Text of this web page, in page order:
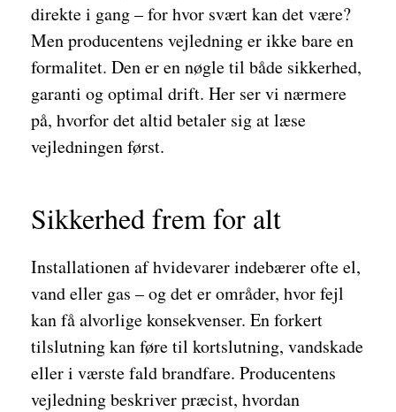
direkte i gang – for hvor svært kan det være?
Men producentens vejledning er ikke bare en
formalitet. Den er en nøgle til både sikkerhed,
garanti og optimal drift. Her ser vi nærmere
på, hvorfor det altid betaler sig at læse
vejledningen først.
Sikkerhed frem for alt
Installationen af hvidevarer indebærer ofte el,
vand eller gas – og det er områder, hvor fejl
kan få alvorlige konsekvenser. En forkert
tilslutning kan føre til kortslutning, vandskade
eller i værste fald brandfare. Producentens
vejledning beskriver præcist, hvordan